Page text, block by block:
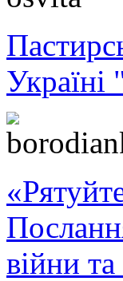
Україні
війни